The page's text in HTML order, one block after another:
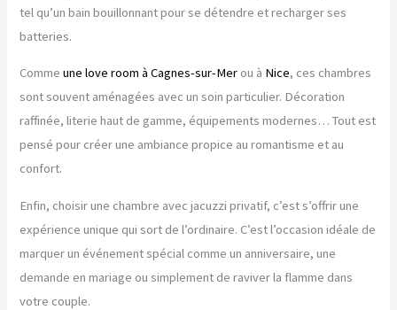
tel qu’un bain bouillonnant pour se détendre et recharger ses
batteries.
Comme une love room à Cagnes-sur-Mer ou à Nice, ces chambres
sont souvent aménagées avec un soin particulier. Décoration
raffinée, literie haut de gamme, équipements modernes… Tout est
pensé pour créer une ambiance propice au romantisme et au
confort.
Enfin, choisir une chambre avec jacuzzi privatif, c’est s’offrir une
expérience unique qui sort de l’ordinaire. C’est l’occasion idéale de
marquer un événement spécial comme un anniversaire, une
demande en mariage ou simplement de raviver la flamme dans
votre couple.